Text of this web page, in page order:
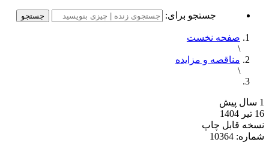
جستجو برای:
صفحه نخست
\
مناقصه و مزایده
\
1 سال پیش
16 تیر 1404
نسخه قابل چاپ
شماره: 10364